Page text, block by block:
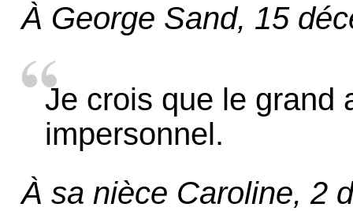
À George Sand, 15
Je crois que le grand
impersonnel.
À sa nièce Caroline, 2